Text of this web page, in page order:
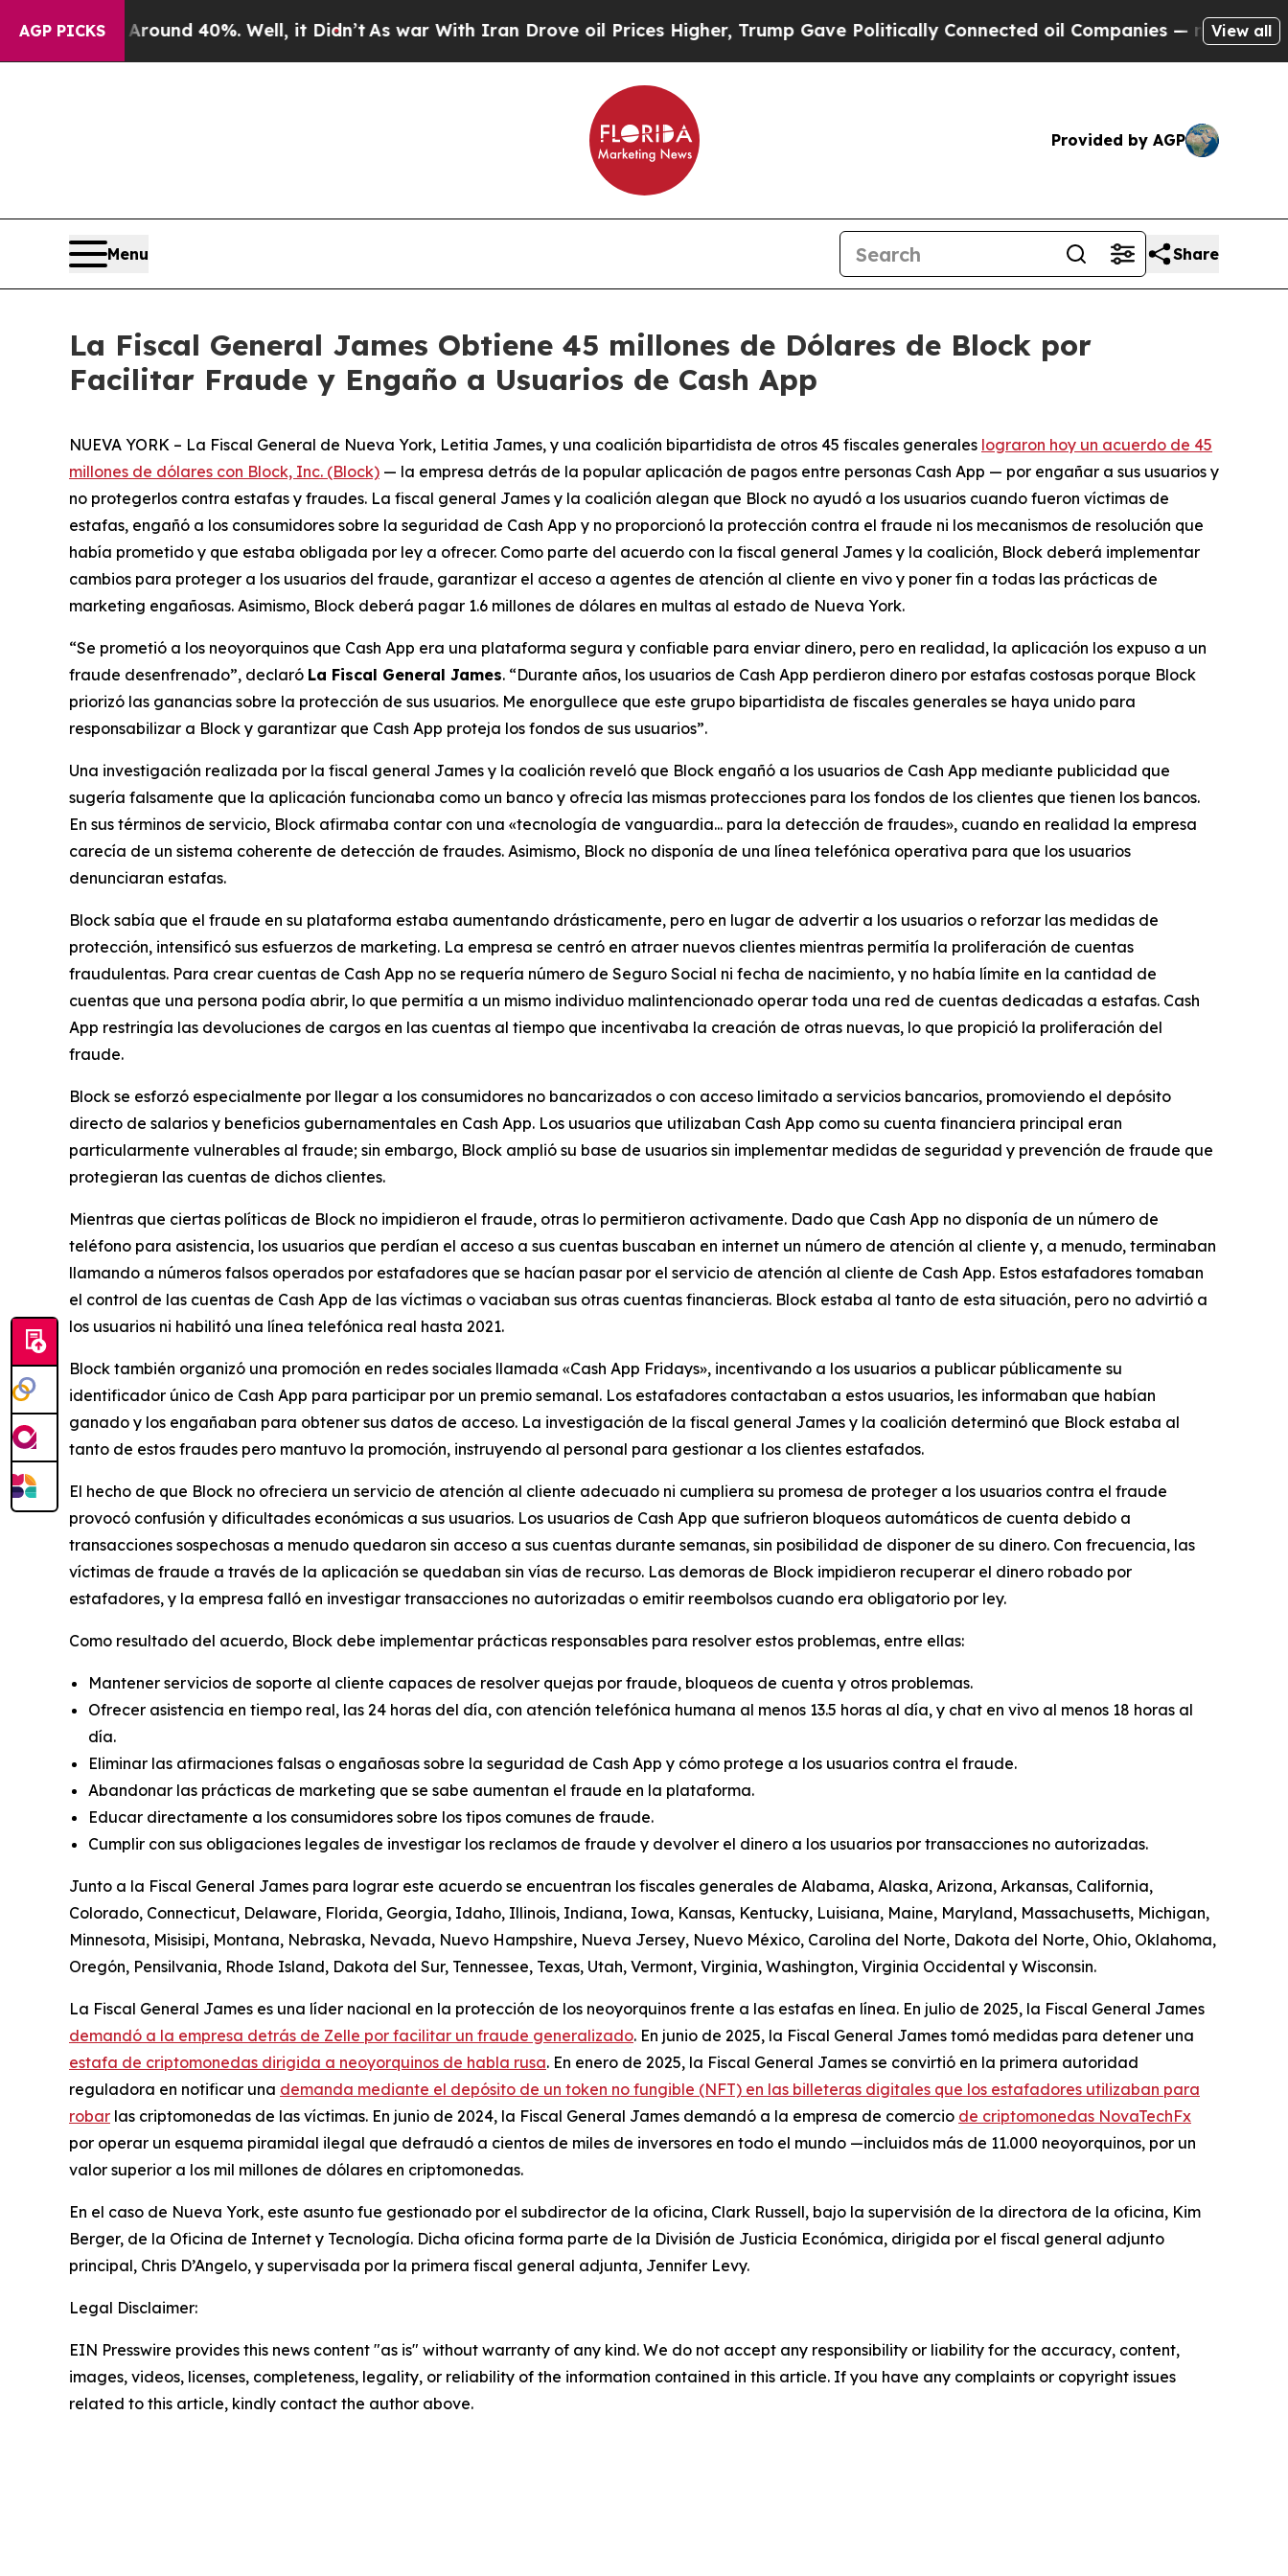
AGP PICKS
Around 40%. Well, it Didn’tAs war With Iran Drove oil Prices Higher, Trump Gave Politically Connected oil Companies — not Taxpayers —
View all
Provided by AGP
Menu Share
La Fiscal General James Obtiene 45 millones de Dólares de Block por
Facilitar Fraude y Engaño a Usuarios de Cash App
NUEVA YORK – La Fiscal General de Nueva York, Letitia James, y una coalición bipartidista de otros 45 fiscales generales lograron hoy un acuerdo de 45
millones de dólares con Block, Inc. (Block) — la empresa detrás de la popular aplicación de pagos entre personas Cash App — por engañar a sus usuarios y
no protegerlos contra estafas y fraudes. La fiscal general James y la coalición alegan que Block no ayudó a los usuarios cuando fueron víctimas de
estafas, engañó a los consumidores sobre la seguridad de Cash App y no proporcionó la protección contra el fraude ni los mecanismos de resolución que
había prometido y que estaba obligada por ley a ofrecer. Como parte del acuerdo con la fiscal general James y la coalición, Block deberá implementar
cambios para proteger a los usuarios del fraude, garantizar el acceso a agentes de atención al cliente en vivo y poner fin a todas las prácticas de
marketing engañosas. Asimismo, Block deberá pagar 1.6 millones de dólares en multas al estado de Nueva York.
“Se prometió a los neoyorquinos que Cash App era una plataforma segura y confiable para enviar dinero, pero en realidad, la aplicación los expuso a un
fraude desenfrenado”, declaró La Fiscal General James. “Durante años, los usuarios de Cash App perdieron dinero por estafas costosas porque Block
priorizó las ganancias sobre la protección de sus usuarios. Me enorgullece que este grupo bipartidista de fiscales generales se haya unido para
responsabilizar a Block y garantizar que Cash App proteja los fondos de sus usuarios”.
Una investigación realizada por la fiscal general James y la coalición reveló que Block engañó a los usuarios de Cash App mediante publicidad que
sugería falsamente que la aplicación funcionaba como un banco y ofrecía las mismas protecciones para los fondos de los clientes que tienen los bancos.
En sus términos de servicio, Block afirmaba contar con una «tecnología de vanguardia... para la detección de fraudes», cuando en realidad la empresa
carecía de un sistema coherente de detección de fraudes. Asimismo, Block no disponía de una línea telefónica operativa para que los usuarios
denunciaran estafas.
Block sabía que el fraude en su plataforma estaba aumentando drásticamente, pero en lugar de advertir a los usuarios o reforzar las medidas de
protección, intensificó sus esfuerzos de marketing. La empresa se centró en atraer nuevos clientes mientras permitía la proliferación de cuentas
fraudulentas. Para crear cuentas de Cash App no ​​se requería número de Seguro Social ni fecha de nacimiento, y no había límite en la cantidad de
cuentas que una persona podía abrir, lo que permitía a un mismo individuo malintencionado operar toda una red de cuentas dedicadas a estafas. Cash
App restringía las devoluciones de cargos en las cuentas al tiempo que incentivaba la creación de otras nuevas, lo que propició la proliferación del
fraude.
Block se esforzó especialmente por llegar a los consumidores no bancarizados o con acceso limitado a servicios bancarios, promoviendo el depósito
directo de salarios y beneficios gubernamentales en Cash App. Los usuarios que utilizaban Cash App como su cuenta financiera principal eran
particularmente vulnerables al fraude; sin embargo, Block amplió su base de usuarios sin implementar medidas de seguridad y prevención de fraude que
protegieran las cuentas de dichos clientes.
Mientras que ciertas políticas de Block no impidieron el fraude, otras lo permitieron activamente. Dado que Cash App no ​​disponía de un número de
teléfono para asistencia, los usuarios que perdían el acceso a sus cuentas buscaban en internet un número de atención al cliente y, a menudo, terminaban
llamando a números falsos operados por estafadores que se hacían pasar por el servicio de atención al cliente de Cash App. Estos estafadores tomaban
el control de las cuentas de Cash App de las víctimas o vaciaban sus otras cuentas financieras. Block estaba al tanto de esta situación, pero no advirtió a
los usuarios ni habilitó una línea telefónica real hasta 2021.
Block también organizó una promoción en redes sociales llamada «Cash App Fridays», incentivando a los usuarios a publicar públicamente su
identificador único de Cash App para participar por un premio semanal. Los estafadores contactaban a estos usuarios, les informaban que habían
ganado y los engañaban para obtener sus datos de acceso. La investigación de la fiscal general James y la coalición determinó que Block estaba al
tanto de estos fraudes pero mantuvo la promoción, instruyendo al personal para gestionar a los clientes estafados.
El hecho de que Block no ofreciera un servicio de atención al cliente adecuado ni cumpliera su promesa de proteger a los usuarios contra el fraude
provocó confusión y dificultades económicas a sus usuarios. Los usuarios de Cash App que sufrieron bloqueos automáticos de cuenta debido a
transacciones sospechosas a menudo quedaron sin acceso a sus cuentas durante semanas, sin posibilidad de disponer de su dinero. Con frecuencia, las
víctimas de fraude a través de la aplicación se quedaban sin vías de recurso. Las demoras de Block impidieron recuperar el dinero robado por
estafadores, y la empresa falló en investigar transacciones no autorizadas o emitir reembolsos cuando era obligatorio por ley.
Como resultado del acuerdo, Block debe implementar prácticas responsables para resolver estos problemas, entre ellas:
Mantener servicios de soporte al cliente capaces de resolver quejas por fraude, bloqueos de cuenta y otros problemas.
Ofrecer asistencia en tiempo real, las 24 horas del día, con atención telefónica humana al menos 13.5 horas al día, y chat en vivo al menos 18 horas al
día.
Eliminar las afirmaciones falsas o engañosas sobre la seguridad de Cash App y cómo protege a los usuarios contra el fraude.
Abandonar las prácticas de marketing que se sabe aumentan el fraude en la plataforma.
Educar directamente a los consumidores sobre los tipos comunes de fraude.
Cumplir con sus obligaciones legales de investigar los reclamos de fraude y devolver el dinero a los usuarios por transacciones no autorizadas.
Junto a la Fiscal General James para lograr este acuerdo se encuentran los fiscales generales de Alabama, Alaska, Arizona, Arkansas, California,
Colorado, Connecticut, Delaware, Florida, Georgia, Idaho, Illinois, Indiana, Iowa, Kansas, Kentucky, Luisiana, Maine, Maryland, Massachusetts, Michigan,
Minnesota, Misisipi, Montana, Nebraska, Nevada, Nuevo Hampshire, Nueva Jersey, Nuevo México, Carolina del Norte, Dakota del Norte, Ohio, Oklahoma,
Oregón, Pensilvania, Rhode Island, Dakota del Sur, Tennessee, Texas, Utah, Vermont, Virginia, Washington, Virginia Occidental y Wisconsin.
La Fiscal General James es una líder nacional en la protección de los neoyorquinos frente a las estafas en línea. En julio de 2025, la Fiscal General James
demandó a la empresa detrás de Zelle por facilitar un fraude generalizado. En junio de 2025, la Fiscal General James tomó medidas para detener una
estafa de criptomonedas dirigida a neoyorquinos de habla rusa. En enero de 2025, la Fiscal General James se convirtió en la primera autoridad
reguladora en notificar una demanda mediante el depósito de un token no fungible (NFT) en las billeteras digitales que los estafadores utilizaban para
robar las criptomonedas de las víctimas. En junio de 2024, la Fiscal General James demandó a la empresa de comercio de criptomonedas NovaTechFx
por operar un esquema piramidal ilegal que defraudó a cientos de miles de inversores en todo el mundo —incluidos más de 11.000 neoyorquinos, por un
valor superior a los mil millones de dólares en criptomonedas.
En el caso de Nueva York, este asunto fue gestionado por el subdirector de la oficina, Clark Russell, bajo la supervisión de la directora de la oficina, Kim
Berger, de la Oficina de Internet y Tecnología. Dicha oficina forma parte de la División de Justicia Económica, dirigida por el fiscal general adjunto
principal, Chris D’Angelo, y supervisada por la primera fiscal general adjunta, Jennifer Levy.
Legal Disclaimer:
EIN Presswire provides this news content "as is" without warranty of any kind. We do not accept any responsibility or liability for the accuracy, content,
images, videos, licenses, completeness, legality, or reliability of the information contained in this article. If you have any complaints or copyright issues
related to this article, kindly contact the author above.